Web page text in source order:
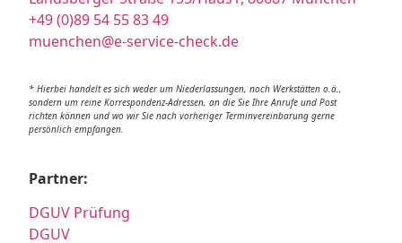
+49 (0)89 54 55 83 49
muenchen@e-service-check.de
* Hierbei handelt es sich weder um Niederlassungen, noch Werkstätten o.ä.,
sondern um reine Korrespondenz-Adressen, an die Sie Ihre Anrufe und Post
richten können und wo wir Sie nach vorheriger Terminvereinbarung gerne
persönlich empfangen.
Partner:
DGUV Prüfung
DGUV